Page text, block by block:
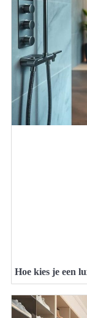
Hoe kies je een